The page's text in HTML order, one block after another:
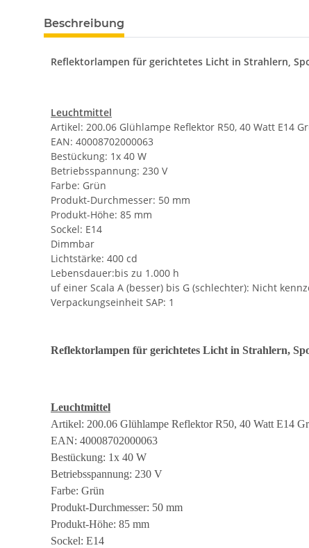
Beschreibung
Reflektorlampen für gerichtetes Licht in Strahlern,
Leuchtmittel
Artikel: 200.06 Glühlampe Reflektor R50, 40 Watt E14
EAN: 40008702000063
Bestückung: 1x 40 W
Betriebsspannung: 230 V
Farbe: Grün
Produkt-Durchmesser: 50 mm
Produkt-Höhe: 85 mm
Sockel: E14
Dimmbar
Lichtstärke: 400 cd
Lebensdauer:bis zu 1.000 h
uf einer Scala A (besser) bis G (schlechter): Nicht
Verpackungseinheit SAP: 1
Reflektorlampen für gerichtetes Licht in Strahlern,
Leuchtmittel
Artikel: 200.06 Glühlampe Reflektor R50, 40 Watt E14
EAN: 40008702000063
Bestückung: 1x 40 W
Betriebsspannung: 230 V
Farbe: Grün
Produkt-Durchmesser: 50 mm
Produkt-Höhe: 85 mm
Sockel: E14